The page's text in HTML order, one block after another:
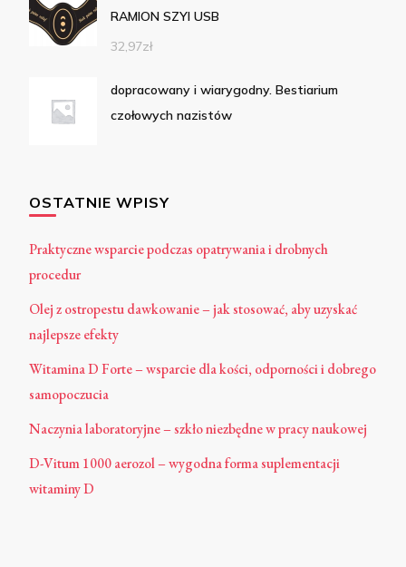
RAMION SZYI USB
32,97zł
dopracowany i wiarygodny. Bestiarium
czołowych nazistów
OSTATNIE WPISY
Praktyczne wsparcie podczas opatrywania i drobnych
procedur
Olej z ostropestu dawkowanie – jak stosować, aby uzyskać
najlepsze efekty
Witamina D Forte – wsparcie dla kości, odporności i dobrego
samopoczucia
Naczynia laboratoryjne – szkło niezbędne w pracy naukowej
D-Vitum 1000 aerozol – wygodna forma suplementacji
witaminy D